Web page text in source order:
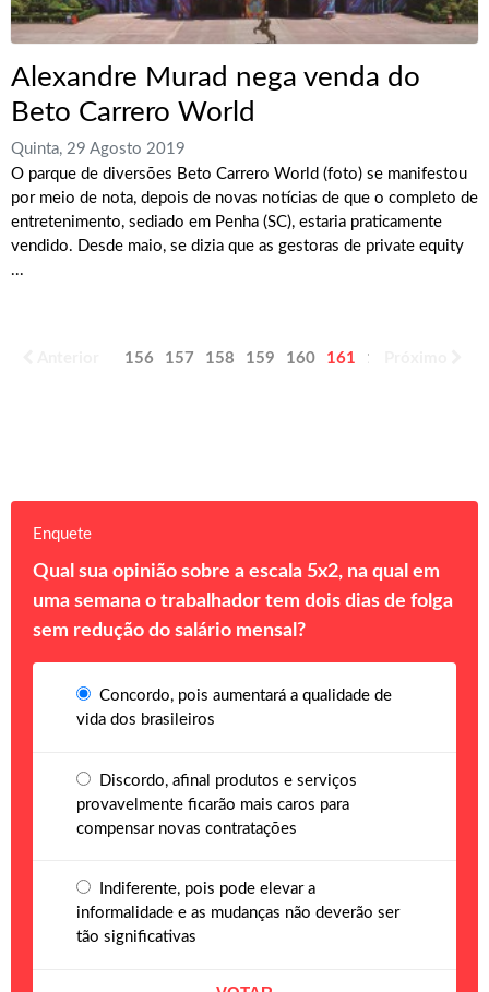
Alexandre Murad nega venda do
Beto Carrero World
Quinta, 29 Agosto 2019
O parque de diversões Beto Carrero World (foto) se manifestou
por meio de nota, depois de novas notícias de que o completo de
entretenimento, sediado em Penha (SC), estaria praticamente
vendido. Desde maio, se dizia que as gestoras de private equity
...
156 157 158 159 160 161 162
Enquete
Qual sua opinião sobre a escala 5x2, na qual em
uma semana o trabalhador tem dois dias de folga
sem redução do salário mensal?
Concordo, pois aumentará a qualidade de
vida dos brasileiros
Discordo, afinal produtos e serviços
provavelmente ficarão mais caros para
compensar novas contratações
Indiferente, pois pode elevar a
informalidade e as mudanças não deverão ser
tão significativas